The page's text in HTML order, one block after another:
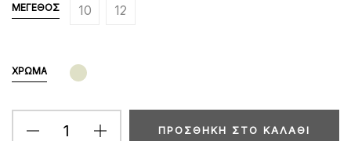
ΜΈΓΕΘΟΣ 10 12
ΧΡΏΜΑ
ΠΡΟΣΘΉΚΗ ΣΤΟ ΚΑΛΆΘΙ